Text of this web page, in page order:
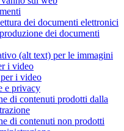
dei documenti elettronici
dei documenti
(alt text) per le immagini
i video
i video
e privacy
di contenuti prodotti dalla
di contenuti non prodotti